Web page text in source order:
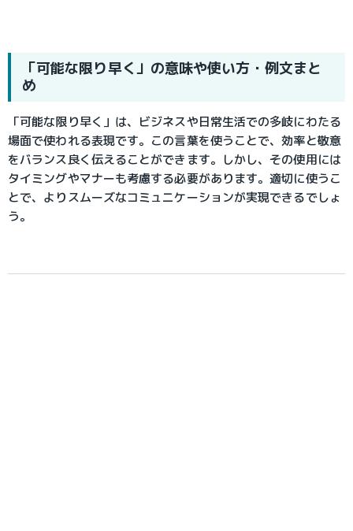
「可能な限り早く」の意味や使い方・例文まと
め
「可能な限り早く」は、ビジネスや日常生活での多岐にわたる
場面で使われる表現です。この言葉を使うことで、効率と敬意
をバランス良く伝えることができます。しかし、その使用には
タイミングやマナーも考慮する必要があります。適切に使うこ
とで、よりスムーズなコミュニケーションが実現できるでしょ
う。